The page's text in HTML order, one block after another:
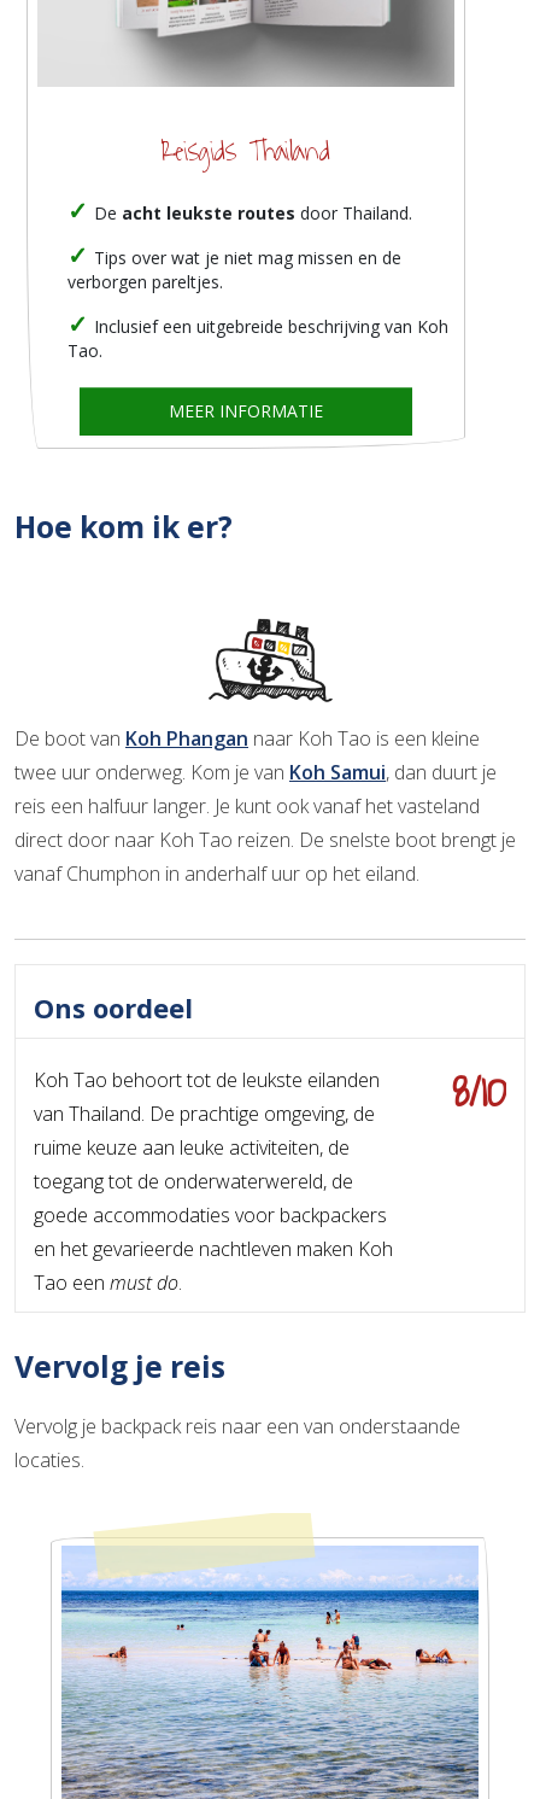
Reisgids Thailand
De acht leukste routes door Thailand.
Tips over wat je niet mag missen en de
verborgen pareltjes.
Inclusief een uitgebreide beschrijving van Koh
Tao.
MEER INFORMATIE
Hoe kom ik er?
De boot van Koh Phangan naar Koh Tao is een kleine
twee uur onderweg. Kom je van Koh Samui, dan duurt je
reis een halfuur langer. Je kunt ook vanaf het vasteland
direct door naar Koh Tao reizen. De snelste boot brengt je
vanaf Chumphon in anderhalf uur op het eiland.
Ons oordeel
8/10
Koh Tao behoort tot de leukste eilanden
van Thailand. De prachtige omgeving, de
ruime keuze aan leuke activiteiten, de
toegang tot de onderwaterwereld, de
goede accommodaties voor backpackers
en het gevarieerde nachtleven maken Koh
Tao een must do.
Vervolg je reis
Vervolg je backpack reis naar een van onderstaande
locaties.